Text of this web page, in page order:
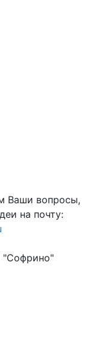
Ваши вопросы,
на почту:
"Софрино"